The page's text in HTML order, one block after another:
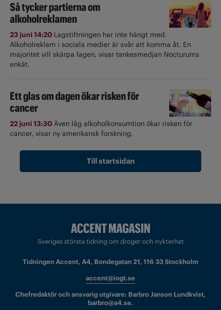
Så tycker partierna om
alkoholreklamen
23 juni 14:20 Lagstiftningen har inte hängt med.
Alkoholreklam i sociala medier är svår att komma åt. En
majoritet vill skärpa lagen, visar tankesmedjan Nocturums
enkät.
Ett glas om dagen ökar risken för
cancer
22 juni 13:30Även låg alkoholkonsumtion ökar risken för
cancer, visar ny amerikansk forskning.
Till startsidan
Sveriges största tidning om droger och nykterhet
Tidningen Accent, A4, Bondegatan 21, 116 33 Stockholm
accent@iogt.se
Chefredaktör och ansvarig utgivare: Barbro Janson Lundkvist,
barbro@a4.se.